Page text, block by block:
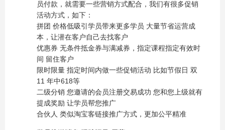
员付款，就需要一些营销方式配合，我们有很多促销
活动方式，如下：
拼团 价格低吸引学员带来更多学员 大量节省运营成
本，让潜在客户自己去找客户
优惠券 无条件抵金券与满减券，指定课程指定有效时
间 留住客户
限时限量 指定时间内做一些促销活动 比如节假日 双
11 年中618等
二级分销 您邀请的会员注册交易成功 您和您上级就有
提成奖励 让学员帮您推广
合伙人 类似淘宝客链接推广方式，更加公平精准